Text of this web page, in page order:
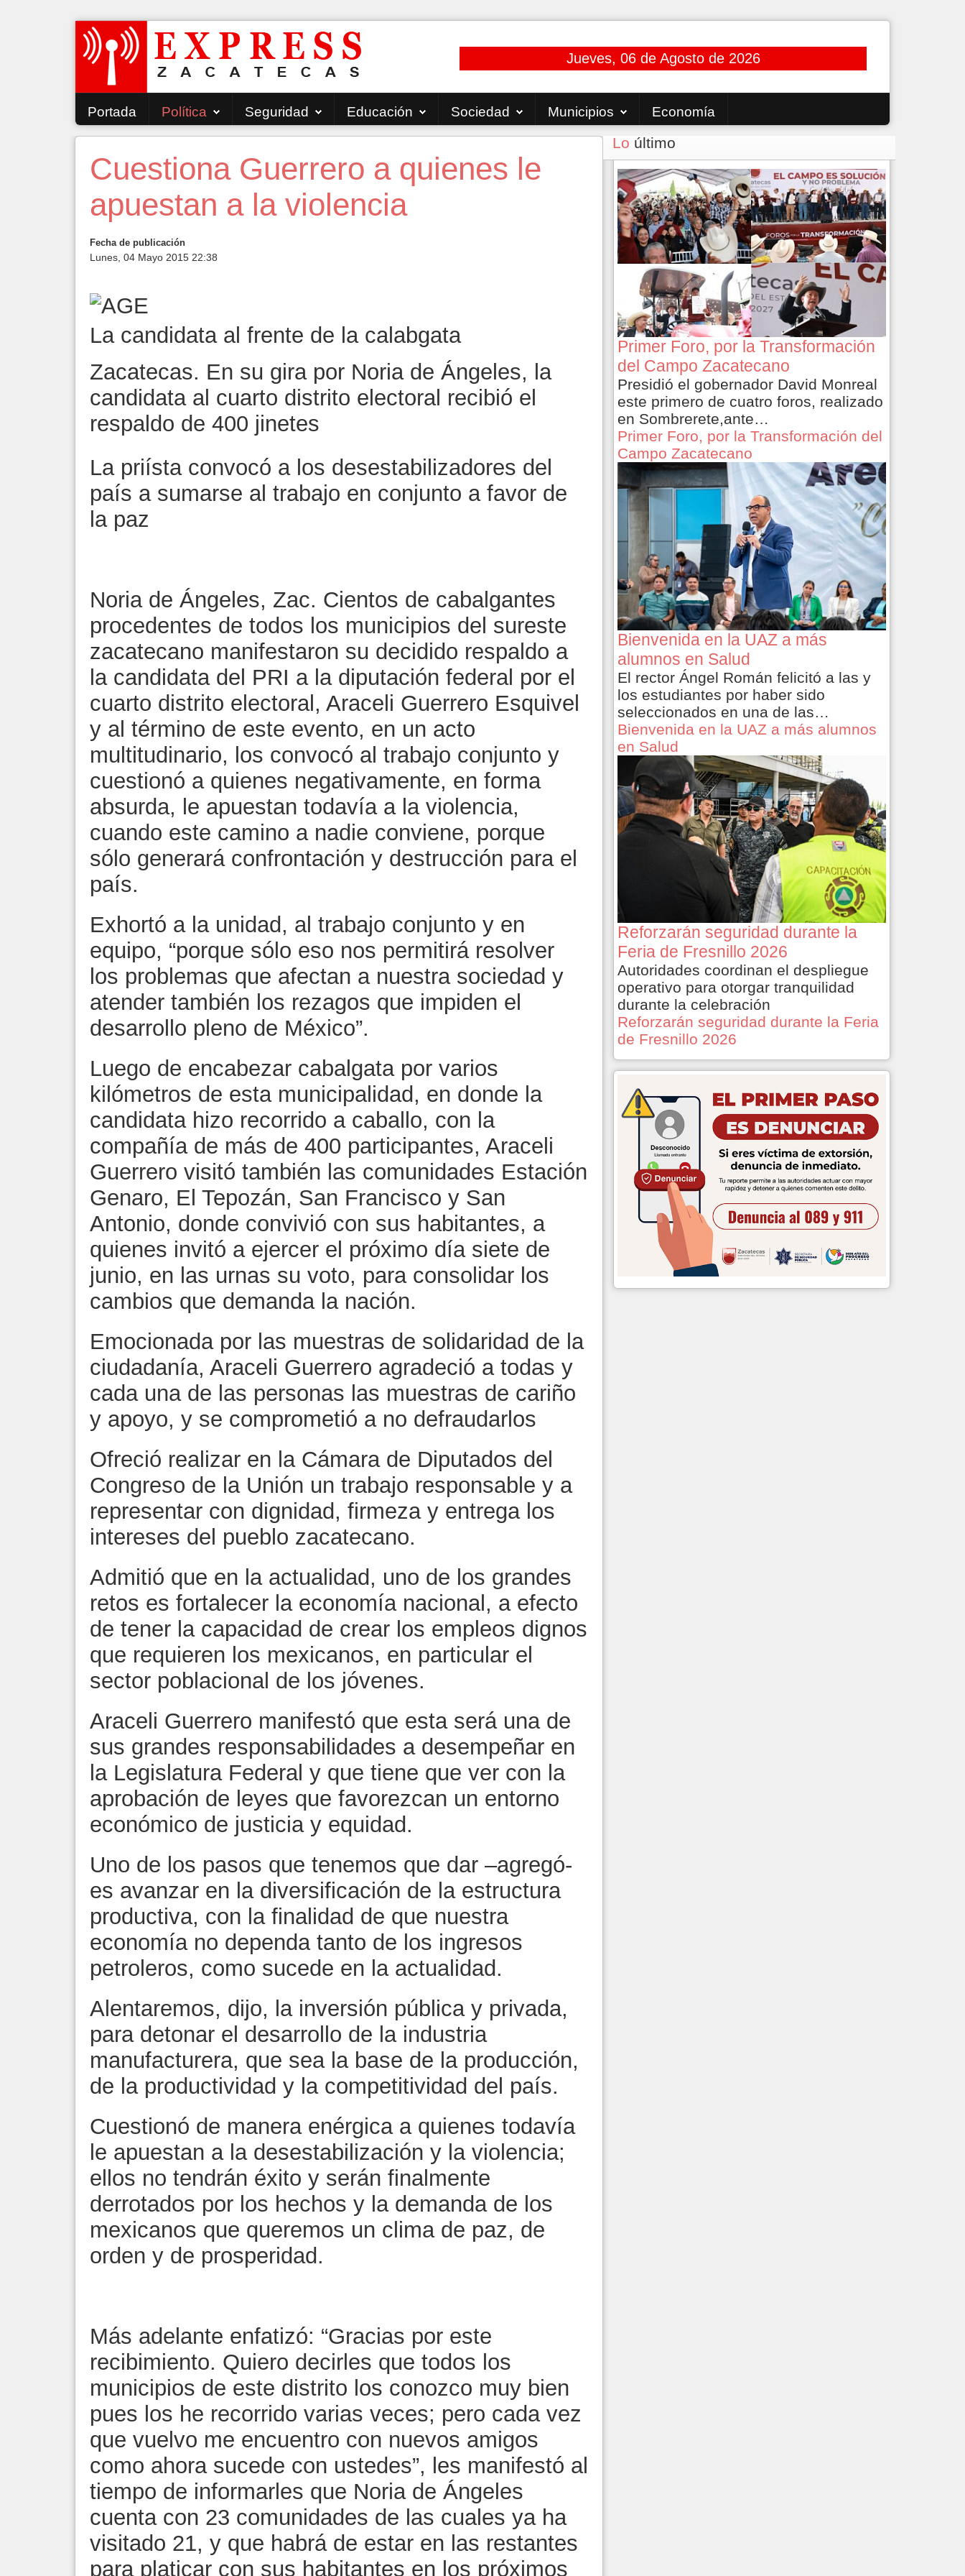
Jueves, 06 de Agosto de 2026
Portada Política Seguridad Educación Sociedad Municipios Economía
Cuestiona Guerrero a quienes le
apuestan a la violencia
Fecha de publicación
Lunes, 04 Mayo 2015 22:38
La candidata al frente de la calabgata
Zacatecas. En su gira por Noria de Ángeles, la
candidata al cuarto distrito electoral recibió el
respaldo de 400 jinetes
La priísta convocó a los desestabilizadores del
país a sumarse al trabajo en conjunto a favor de
la paz
Noria de Ángeles, Zac. Cientos de cabalgantes
procedentes de todos los municipios del sureste
zacatecano manifestaron su decidido respaldo a
la candidata del PRI a la diputación federal por el
cuarto distrito electoral, Araceli Guerrero Esquivel
y al término de este evento, en un acto
multitudinario, los convocó al trabajo conjunto y
cuestionó a quienes negativamente, en forma
absurda, le apuestan todavía a la violencia,
cuando este camino a nadie conviene, porque
sólo generará confrontación y destrucción para el
país.
Exhortó a la unidad, al trabajo conjunto y en
equipo, “porque sólo eso nos permitirá resolver
los problemas que afectan a nuestra sociedad y
atender también los rezagos que impiden el
desarrollo pleno de México”.
Luego de encabezar cabalgata por varios
kilómetros de esta municipalidad, en donde la
candidata hizo recorrido a caballo, con la
compañía de más de 400 participantes, Araceli
Guerrero visitó también las comunidades Estación
Genaro, El Tepozán, San Francisco y San
Antonio, donde convivió con sus habitantes, a
quienes invitó a ejercer el próximo día siete de
junio, en las urnas su voto, para consolidar los
cambios que demanda la nación.
Emocionada por las muestras de solidaridad de la
ciudadanía, Araceli Guerrero agradeció a todas y
cada una de las personas las muestras de cariño
y apoyo, y se comprometió a no defraudarlos
Ofreció realizar en la Cámara de Diputados del
Congreso de la Unión un trabajo responsable y a
representar con dignidad, firmeza y entrega los
intereses del pueblo zacatecano.
Admitió que en la actualidad, uno de los grandes
retos es fortalecer la economía nacional, a efecto
de tener la capacidad de crear los empleos dignos
que requieren los mexicanos, en particular el
sector poblacional de los jóvenes.
Araceli Guerrero manifestó que esta será una de
sus grandes responsabilidades a desempeñar en
la Legislatura Federal y que tiene que ver con la
aprobación de leyes que favorezcan un entorno
económico de justicia y equidad.
Uno de los pasos que tenemos que dar –agregó-
es avanzar en la diversificación de la estructura
productiva, con la finalidad de que nuestra
economía no dependa tanto de los ingresos
petroleros, como sucede en la actualidad.
Alentaremos, dijo, la inversión pública y privada,
para detonar el desarrollo de la industria
manufacturera, que sea la base de la producción,
de la productividad y la competitividad del país.
Cuestionó de manera enérgica a quienes todavía
le apuestan a la desestabilización y la violencia;
ellos no tendrán éxito y serán finalmente
derrotados por los hechos y la demanda de los
mexicanos que queremos un clima de paz, de
orden y de prosperidad.
Más adelante enfatizó: “Gracias por este
recibimiento. Quiero decirles que todos los
municipios de este distrito los conozco muy bien
pues los he recorrido varias veces; pero cada vez
que vuelvo me encuentro con nuevos amigos
como ahora sucede con ustedes”, les manifestó al
tiempo de informarles que Noria de Ángeles
cuenta con 23 comunidades de las cuales ya ha
visitado 21, y que habrá de estar en las restantes
para platicar con sus habitantes en los próximos
Lo último
Primer Foro, por la Transformación
del Campo Zacatecano
Presidió el gobernador David Monreal
este primero de cuatro foros, realizado
en Sombrerete,ante…
Primer Foro, por la Transformación del
Campo Zacatecano
Bienvenida en la UAZ a más
alumnos en Salud
El rector Ángel Román felicitó a las y
los estudiantes por haber sido
seleccionados en una de las…
Bienvenida en la UAZ a más alumnos
en Salud
Reforzarán seguridad durante la
Feria de Fresnillo 2026
Autoridades coordinan el despliegue
operativo para otorgar tranquilidad
durante la celebración
Reforzarán seguridad durante la Feria
de Fresnillo 2026